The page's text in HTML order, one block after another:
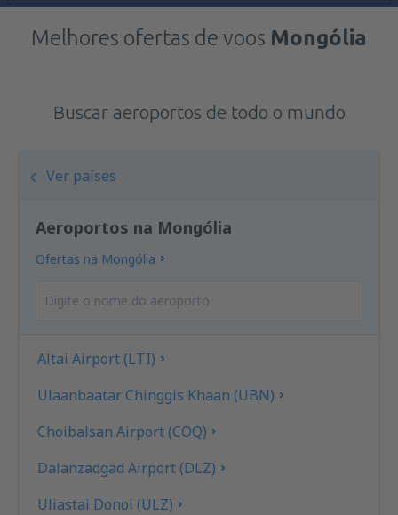
Melhores ofertas de voos Mongólia
Buscar aeroportos de todo o mundo
Ver países
Aeroportos na Mongólia
Ofertas na Mongólia
Altai Airport (LTI)
Ulaanbaatar Chinggis Khaan (UBN)
Choibalsan Airport (COQ)
Dalanzadgad Airport (DLZ)
Uliastai Donoi (ULZ)